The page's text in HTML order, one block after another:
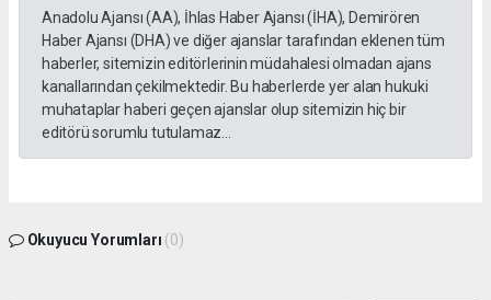
Anadolu Ajansı (AA), İhlas Haber Ajansı (İHA), Demirören
Haber Ajansı (DHA) ve diğer ajanslar tarafından eklenen tüm
haberler, sitemizin editörlerinin müdahalesi olmadan ajans
kanallarından çekilmektedir. Bu haberlerde yer alan hukuki
muhataplar haberi geçen ajanslar olup sitemizin hiç bir
editörü sorumlu tutulamaz...
Okuyucu Yorumları (0)